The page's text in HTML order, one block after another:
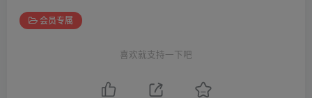
会员专属
喜欢就支持一下吧